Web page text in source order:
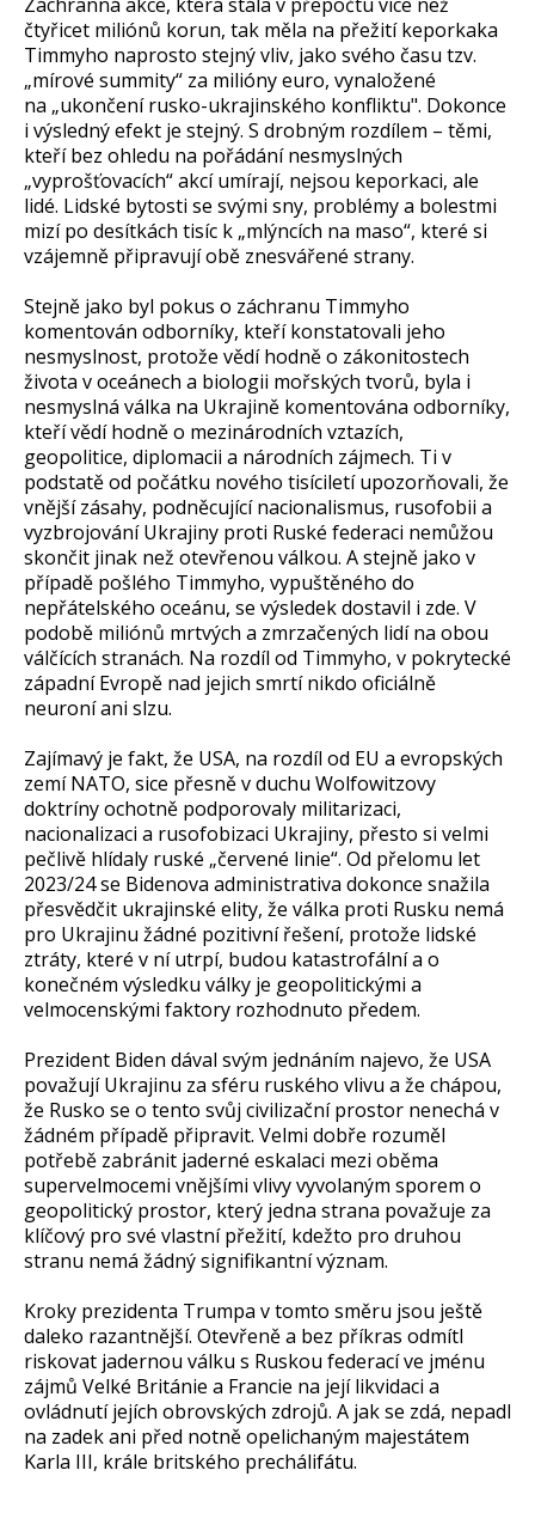
čtyřicet miliónů korun, tak měla na přežití keporkaka
Timmyho naprosto stejný vliv, jako svého času tzv.
„mírové summity“ za milióny euro, vynaložené
na „ukončení rusko-ukrajinského konfliktu". Dokonce
i výsledný efekt je stejný. S drobným rozdílem – těmi,
kteří bez ohledu na pořádání nesmyslných
„vyprošťovacích“ akcí umírají, nejsou keporkaci, ale
lidé. Lidské bytosti se svými sny, problémy a bolestmi
mizí po desítkách tisíc k „mlýncích na maso“, které si
vzájemně připravují obě znesvářené strany.
Stejně jako byl pokus o záchranu Timmyho
komentován odborníky, kteří konstatovali jeho
nesmyslnost, protože vědí hodně o zákonitostech
života v oceánech a biologii mořských tvorů, byla i
nesmyslná válka na Ukrajině komentována odborníky,
kteří vědí hodně o mezinárodních vztazích,
geopolitice, diplomacii a národních zájmech. Ti v
podstatě od počátku nového tisíciletí upozorňovali, že
vnější zásahy, podněcující nacionalismus, rusofobii a
vyzbrojování Ukrajiny proti Ruské federaci nemůžou
skončit jinak než otevřenou válkou. A stejně jako v
případě pošlého Timmyho, vypuštěného do
nepřátelského oceánu, se výsledek dostavil i zde. V
podobě miliónů mrtvých a zmrzačených lidí na obou
válčících stranách. Na rozdíl od Timmyho, v pokrytecké
západní Evropě nad jejich smrtí nikdo oficiálně
neuroní ani slzu.
Zajímavý je fakt, že USA, na rozdíl od EU a evropských
zemí NATO, sice přesně v duchu Wolfowitzovy
doktríny ochotně podporovaly militarizaci,
nacionalizaci a rusofobizaci Ukrajiny, přesto si velmi
pečlivě hlídaly ruské „červené linie“. Od přelomu let
2023/24 se Bidenova administrativa dokonce snažila
přesvědčit ukrajinské elity, že válka proti Rusku nemá
pro Ukrajinu žádné pozitivní řešení, protože lidské
ztráty, které v ní utrpí, budou katastrofální a o
konečném výsledku války je geopolitickými a
velmocenskými faktory rozhodnuto předem.
Prezident Biden dával svým jednáním najevo, že USA
považují Ukrajinu za sféru ruského vlivu a že chápou,
že Rusko se o tento svůj civilizační prostor nenechá v
žádném případě připravit. Velmi dobře rozuměl
potřebě zabránit jaderné eskalaci mezi oběma
supervelmocemi vnějšími vlivy vyvolaným sporem o
geopolitický prostor, který jedna strana považuje za
klíčový pro své vlastní přežití, kdežto pro druhou
stranu nemá žádný signifikantní význam.
Kroky prezidenta Trumpa v tomto směru jsou ještě
daleko razantnější. Otevřeně a bez příkras odmítl
riskovat jadernou válku s Ruskou federací ve jménu
zájmů Velké Británie a Francie na její likvidaci a
ovládnutí jejích obrovských zdrojů. A jak se zdá, nepadl
na zadek ani před notně opelichaným majestátem
Karla III, krále britského prechálifátu.